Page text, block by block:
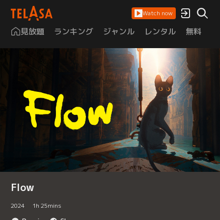
Watch now
見放題 ランキング ジャンル レンタル 無料
Flow
2024 1h 25mins